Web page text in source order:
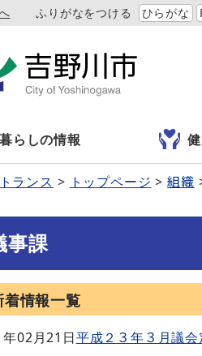
ふりがなをつける ひらがな
暮らしの情報
ランス トップページ 組織
事課
着情報一覧
02月21日平成２３年３月議